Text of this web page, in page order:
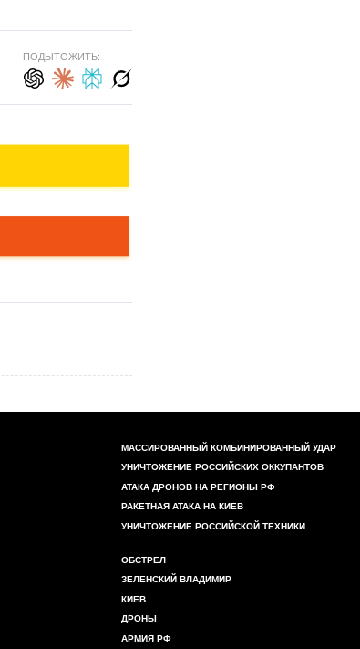
ПОДЫТОЖИТЬ:
МАССИРОВАННЫЙ КОМБИНИРОВАННЫЙ УДАР
УНИЧТОЖЕНИЕ РОССИЙСКИХ ОККУПАНТОВ
АТАКА ДРОНОВ НА РЕГИОНЫ РФ
РАКЕТНАЯ АТАКА НА КИЕВ
УНИЧТОЖЕНИЕ РОССИЙСКОЙ ТЕХНИКИ
ОБСТРЕЛ
ЗЕЛЕНСКИЙ ВЛАДИМИР
КИЕВ
ДРОНЫ
АРМИЯ РФ